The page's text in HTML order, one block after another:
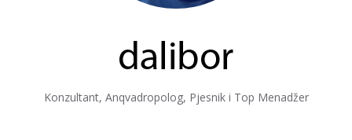
Konzultant, Anqvadropolog, Pjesnik i Top Menadžer